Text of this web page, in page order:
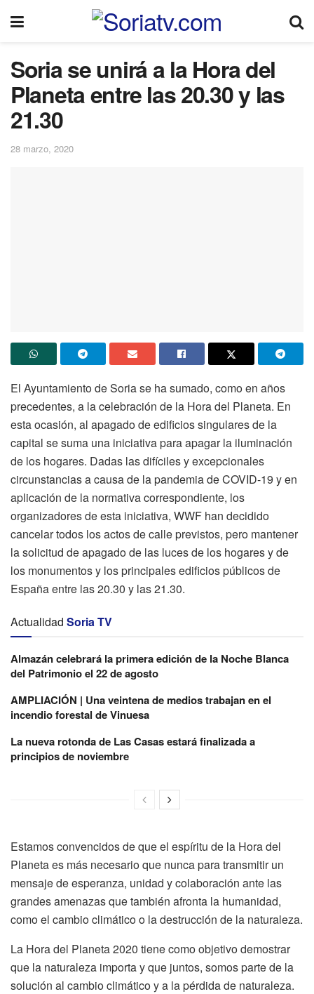
Soria se unirá a la Hora del
Planeta entre las 20.30 y las
21.30
28 marzo, 2020
El Ayuntamiento de Soria se ha sumado, como en años
precedentes, a la celebración de la Hora del Planeta. En
esta ocasión, al apagado de edificios singulares de la
capital se suma una iniciativa para apagar la iluminación
de los hogares. Dadas las difíciles y excepcionales
circunstancias a causa de la pandemia de COVID-19 y en
aplicación de la normativa correspondiente, los
organizadores de esta iniciativa, WWF han decidido
cancelar todos los actos de calle previstos, pero mantener
la solicitud de apagado de las luces de los hogares y de
los monumentos y los principales edificios públicos de
España entre las 20.30 y las 21.30.
Actualidad Soria TV
Almazán celebrará la primera edición de la Noche Blanca
del Patrimonio el 22 de agosto
AMPLIACIÓN | Una veintena de medios trabajan en el
incendio forestal de Vinuesa
La nueva rotonda de Las Casas estará finalizada a
principios de noviembre
Estamos convencidos de que el espíritu de la Hora del
Planeta es más necesario que nunca para transmitir un
mensaje de esperanza, unidad y colaboración ante las
grandes amenazas que también afronta la humanidad,
como el cambio climático o la destrucción de la naturaleza.
La Hora del Planeta 2020 tiene como objetivo demostrar
que la naturaleza importa y que juntos, somos parte de la
solución al cambio climático y a la pérdida de naturaleza.